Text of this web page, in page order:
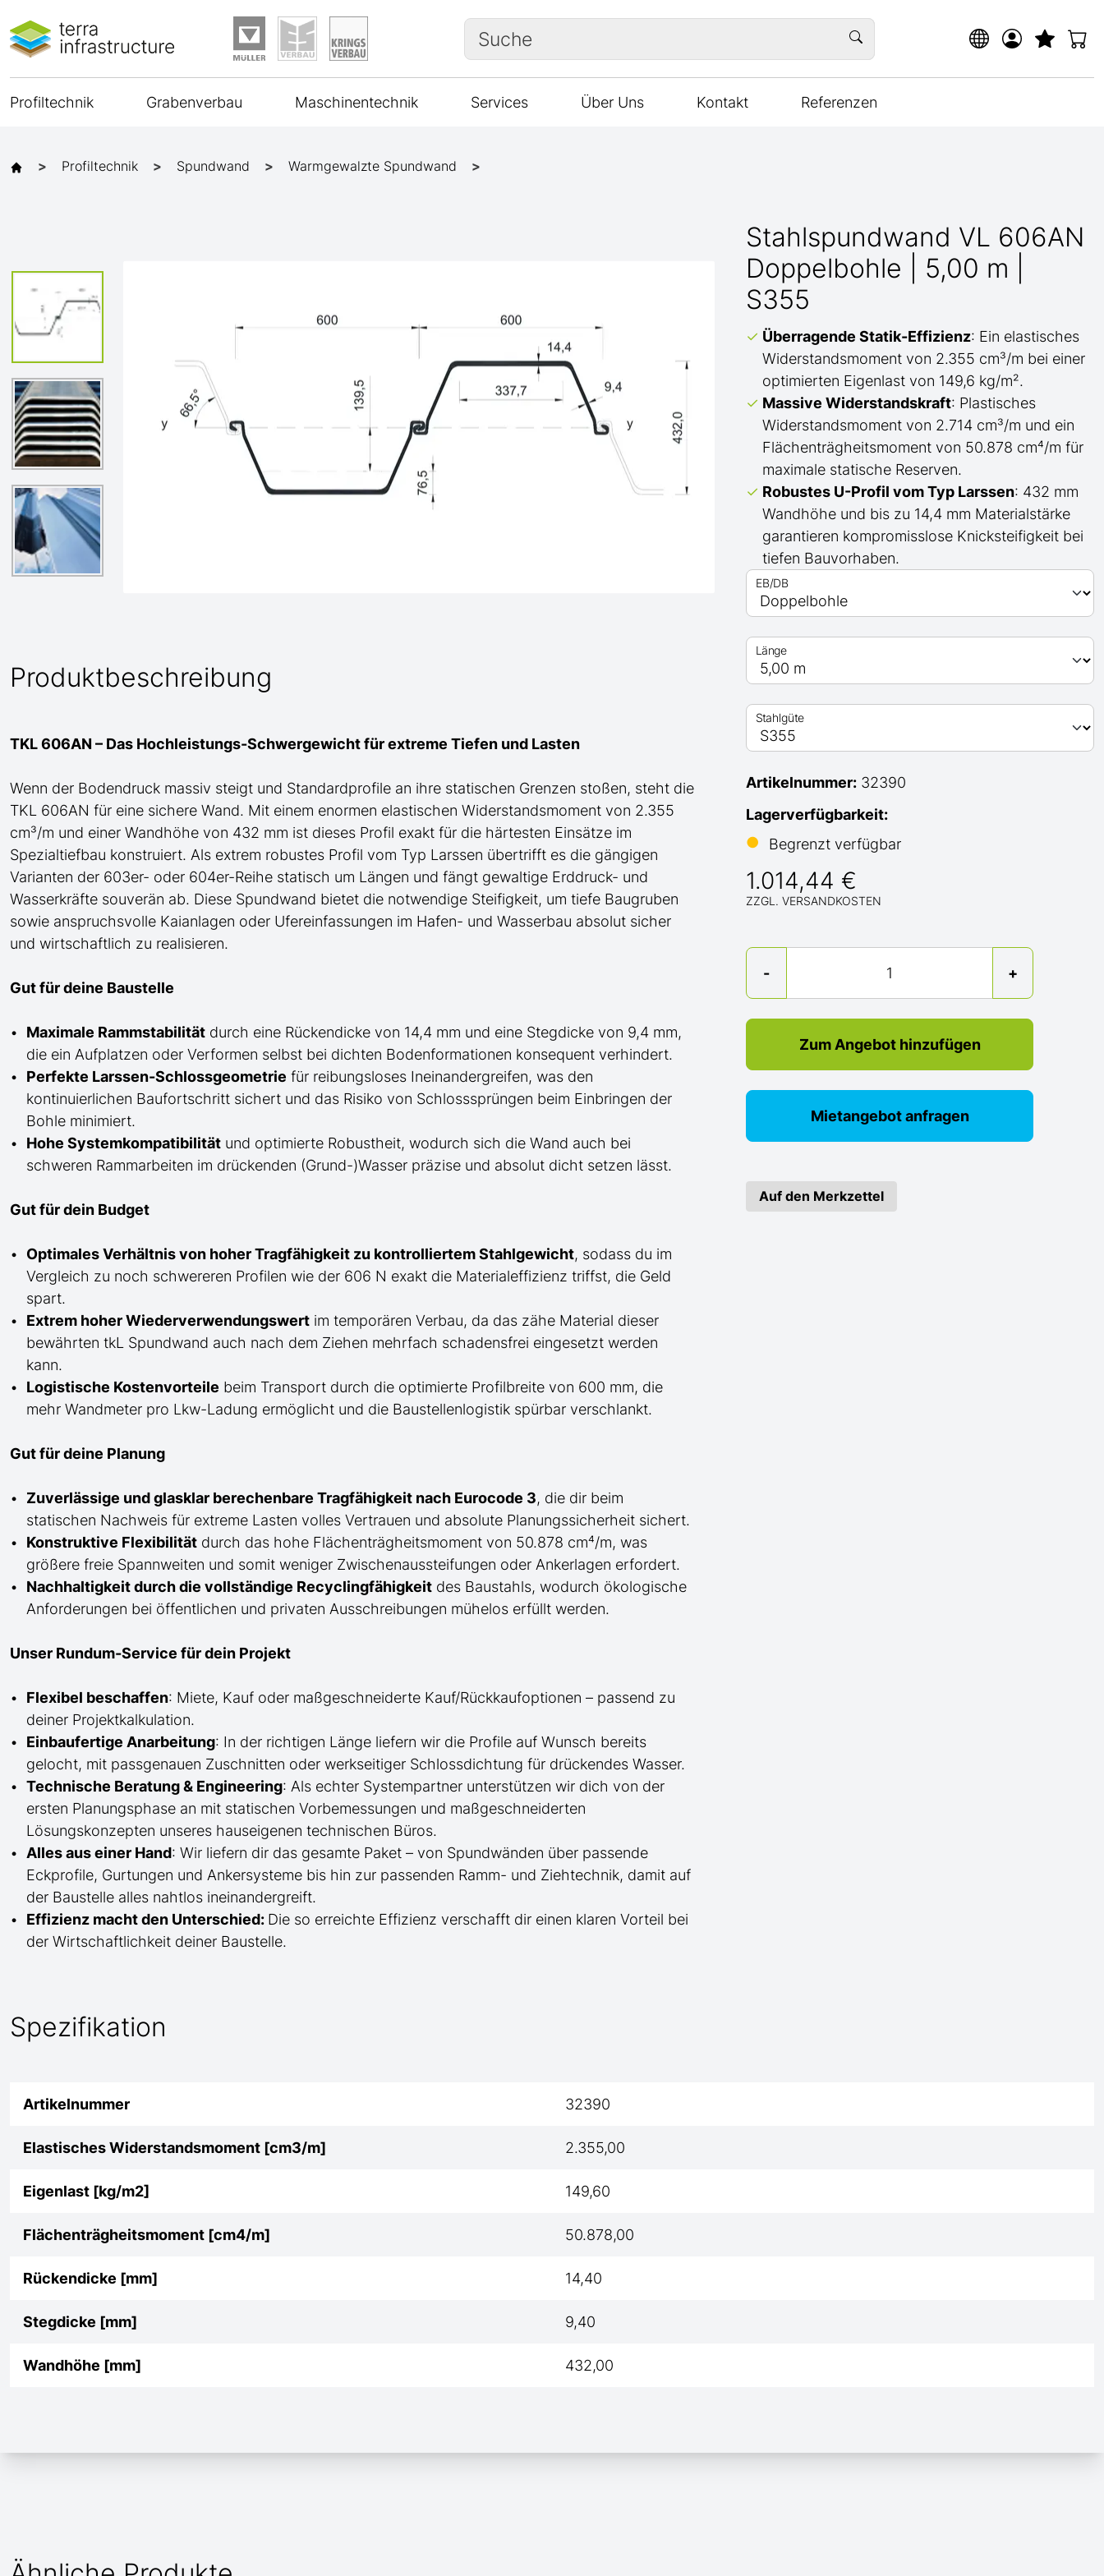
Suche
Profiltechnik Grabenverbau Maschinentechnik Services Über Uns Kontakt Referenzen
Profiltechnik Spundwand Warmgewalzte Spundwand
Produktbeschreibung
TKL 606AN – Das Hochleistungs-Schwergewicht fürextreme Tiefen und Lasten
Wenn der Bodendruck massiv steigt und Standardprofile an ihre statischen Grenzen stoßen, steht die
TKL 606AN für eine sichere Wand. Mit einem enormen elastischen Widerstandsmoment von 2.355
cm³/m und einer Wandhöhe von 432 mm ist dieses Profil exakt für die härtesten Einsätze im
Spezialtiefbau konstruiert. Als extrem robustes Profil vom Typ Larssen übertrifft es die gängigen
Varianten der 603er- oder 604er-Reihe statisch um Längen und fängt gewaltige Erddruck- und
Wasserkräfte souverän ab. Diese Spundwand bietet die notwendige Steifigkeit, um tiefe Baugruben
sowie anspruchsvolle Kaianlagen oder Ufereinfassungen im Hafen- und Wasserbau absolut sicher
und wirtschaftlich zu realisieren.
Gut für deine Baustelle
Maximale Rammstabilität durch eine Rückendicke von 14,4 mm und eine Stegdicke von 9,4 mm,
die ein Aufplatzen oder Verformen selbst bei dichten Bodenformationen konsequent verhindert.
Perfekte Larssen-Schlossgeometrie für reibungsloses Ineinandergreifen, was den
kontinuierlichen Baufortschritt sichert und das Risiko von Schlosssprüngen beim Einbringen der
Bohle minimiert.
Hohe Systemkompatibilität und optimierte Robustheit, wodurch sich die Wand auch bei
schweren Rammarbeiten im drückenden (Grund-)Wasser präzise und absolut dicht setzen lässt.
Gut für dein Budget
Optimales Verhältnis von hoher Tragfähigkeit zu kontrolliertem Stahlgewicht, sodass du im
Vergleich zu noch schwereren Profilen wie der 606 N exakt die Materialeffizienz triffst, die Geld
spart.
Extrem hoher Wiederverwendungswert im temporären Verbau, da das zähe Material dieser
bewährten tkL Spundwand auch nach dem Ziehen mehrfach schadensfrei eingesetzt werden
kann.
Logistische Kostenvorteile beim Transport durch die optimierte Profilbreite von 600 mm, die
mehr Wandmeter pro Lkw-Ladung ermöglicht und die Baustellenlogistik spürbar verschlankt.
Gut für deine Planung
Zuverlässige und glasklar berechenbare Tragfähigkeit nach Eurocode 3, die dir beim
statischen Nachweis für extreme Lasten volles Vertrauen und absolute Planungssicherheit sichert.
Konstruktive Flexibilität durch das hohe Flächenträgheitsmoment von 50.878 cm⁴/m, was
größere freie Spannweiten und somit weniger Zwischenaussteifungen oder Ankerlagen erfordert.
Nachhaltigkeit durch die vollständige Recyclingfähigkeit des Baustahls, wodurch ökologische
Anforderungen bei öffentlichen und privaten Ausschreibungen mühelos erfüllt werden.
Unser Rundum-Service für dein Projekt
Flexibel beschaffen: Miete, Kauf oder maßgeschneiderte Kauf/Rückkaufoptionen – passend zu
deiner Projektkalkulation.
Einbaufertige Anarbeitung: In der richtigen Länge liefern wir die Profile auf Wunsch bereits
gelocht, mit passgenauen Zuschnitten oder werkseitiger Schlossdichtung für drückendes Wasser.
Technische Beratung & Engineering: Als echter Systempartner unterstützen wir dich von der
ersten Planungsphase an mit statischen Vorbemessungen und maßgeschneiderten
Lösungskonzepten unseres hauseigenen technischen Büros.
Alles aus einer Hand: Wir liefern dir das gesamte Paket – von Spundwänden über passende
Eckprofile, Gurtungen und Ankersysteme bis hin zur passenden Ramm- und Ziehtechnik, damit auf
der Baustelle alles nahtlos ineinandergreift.
Effizienz macht den Unterschied: Die so erreichte Effizienz verschafft dir einen klaren Vorteil bei
der Wirtschaftlichkeit deiner Baustelle.
Stahlspundwand VL 606AN
Doppelbohle | 5,00 m |
S355
Überragende Statik-Effizienz: Ein elastisches
Widerstandsmoment von 2.355 cm³/m bei einer
optimierten Eigenlast von 149,6 kg/m².
Massive Widerstandskraft: Plastisches
Widerstandsmoment von 2.714 cm³/m und ein
Flächenträgheitsmoment von 50.878 cm⁴/m für
maximale statische Reserven.
Robustes U-Profil vom Typ Larssen: 432 mm
Wandhöhe und bis zu 14,4 mm Materialstärke
garantieren kompromisslose Knicksteifigkeit bei
tiefen Bauvorhaben.
EB/DB
Länge
Stahlgüte
Artikelnummer: 32390
Lagerverfügbarkeit:
●
Begrenzt verfügbar
1.014,44 €
ZZGL. VERSANDKOSTEN
-
Menge
+
Zum Angebot hinzufügen
Mietangebot anfragen
Auf den Merkzettel
Spezifikation
Artikelnummer 32390
Elastisches Widerstandsmoment [cm3/m] 2.355,00
Eigenlast [kg/m2] 149,60
Flächenträgheitsmoment [cm4/m] 50.878,00
Rückendicke [mm] 14,40
Stegdicke [mm] 9,40
Wandhöhe [mm] 432,00